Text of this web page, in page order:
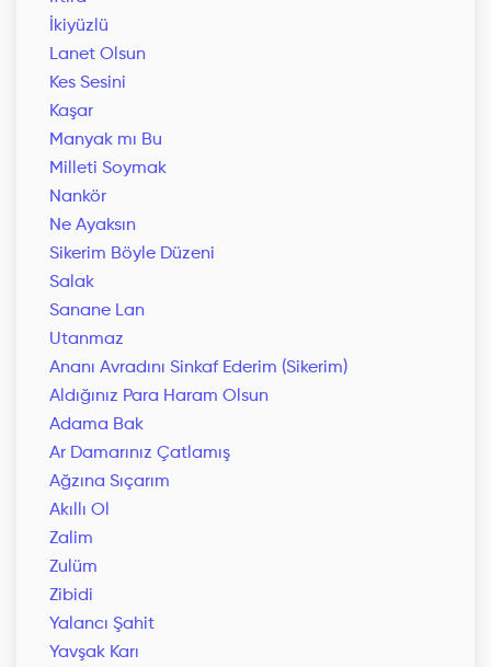
İkiyüzlü
Lanet Olsun
Kes Sesini
Kaşar
Manyak mı Bu
Milleti Soymak
Nankör
Ne Ayaksın
Sikerim Böyle Düzeni
Salak
Sanane Lan
Utanmaz
Ananı Avradını Sinkaf Ederim (Sikerim)
Aldığınız Para Haram Olsun
Adama Bak
Ar Damarınız Çatlamış
Ağzına Sıçarım
Akıllı Ol
Zalim
Zulüm
Zibidi
Yalancı Şahit
Yavşak Karı